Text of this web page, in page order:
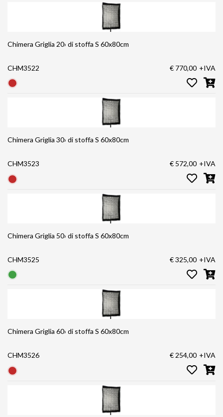
Chimera Griglia 20› di stoffa S 60x80cm
CHM3522 € 770,00 +IVA
Chimera Griglia 30› di stoffa S 60x80cm
CHM3523 € 572,00 +IVA
Chimera Griglia 50› di stoffa S 60x80cm
CHM3525 € 325,00 +IVA
Chimera Griglia 60› di stoffa S 60x80cm
CHM3526 € 254,00 +IVA